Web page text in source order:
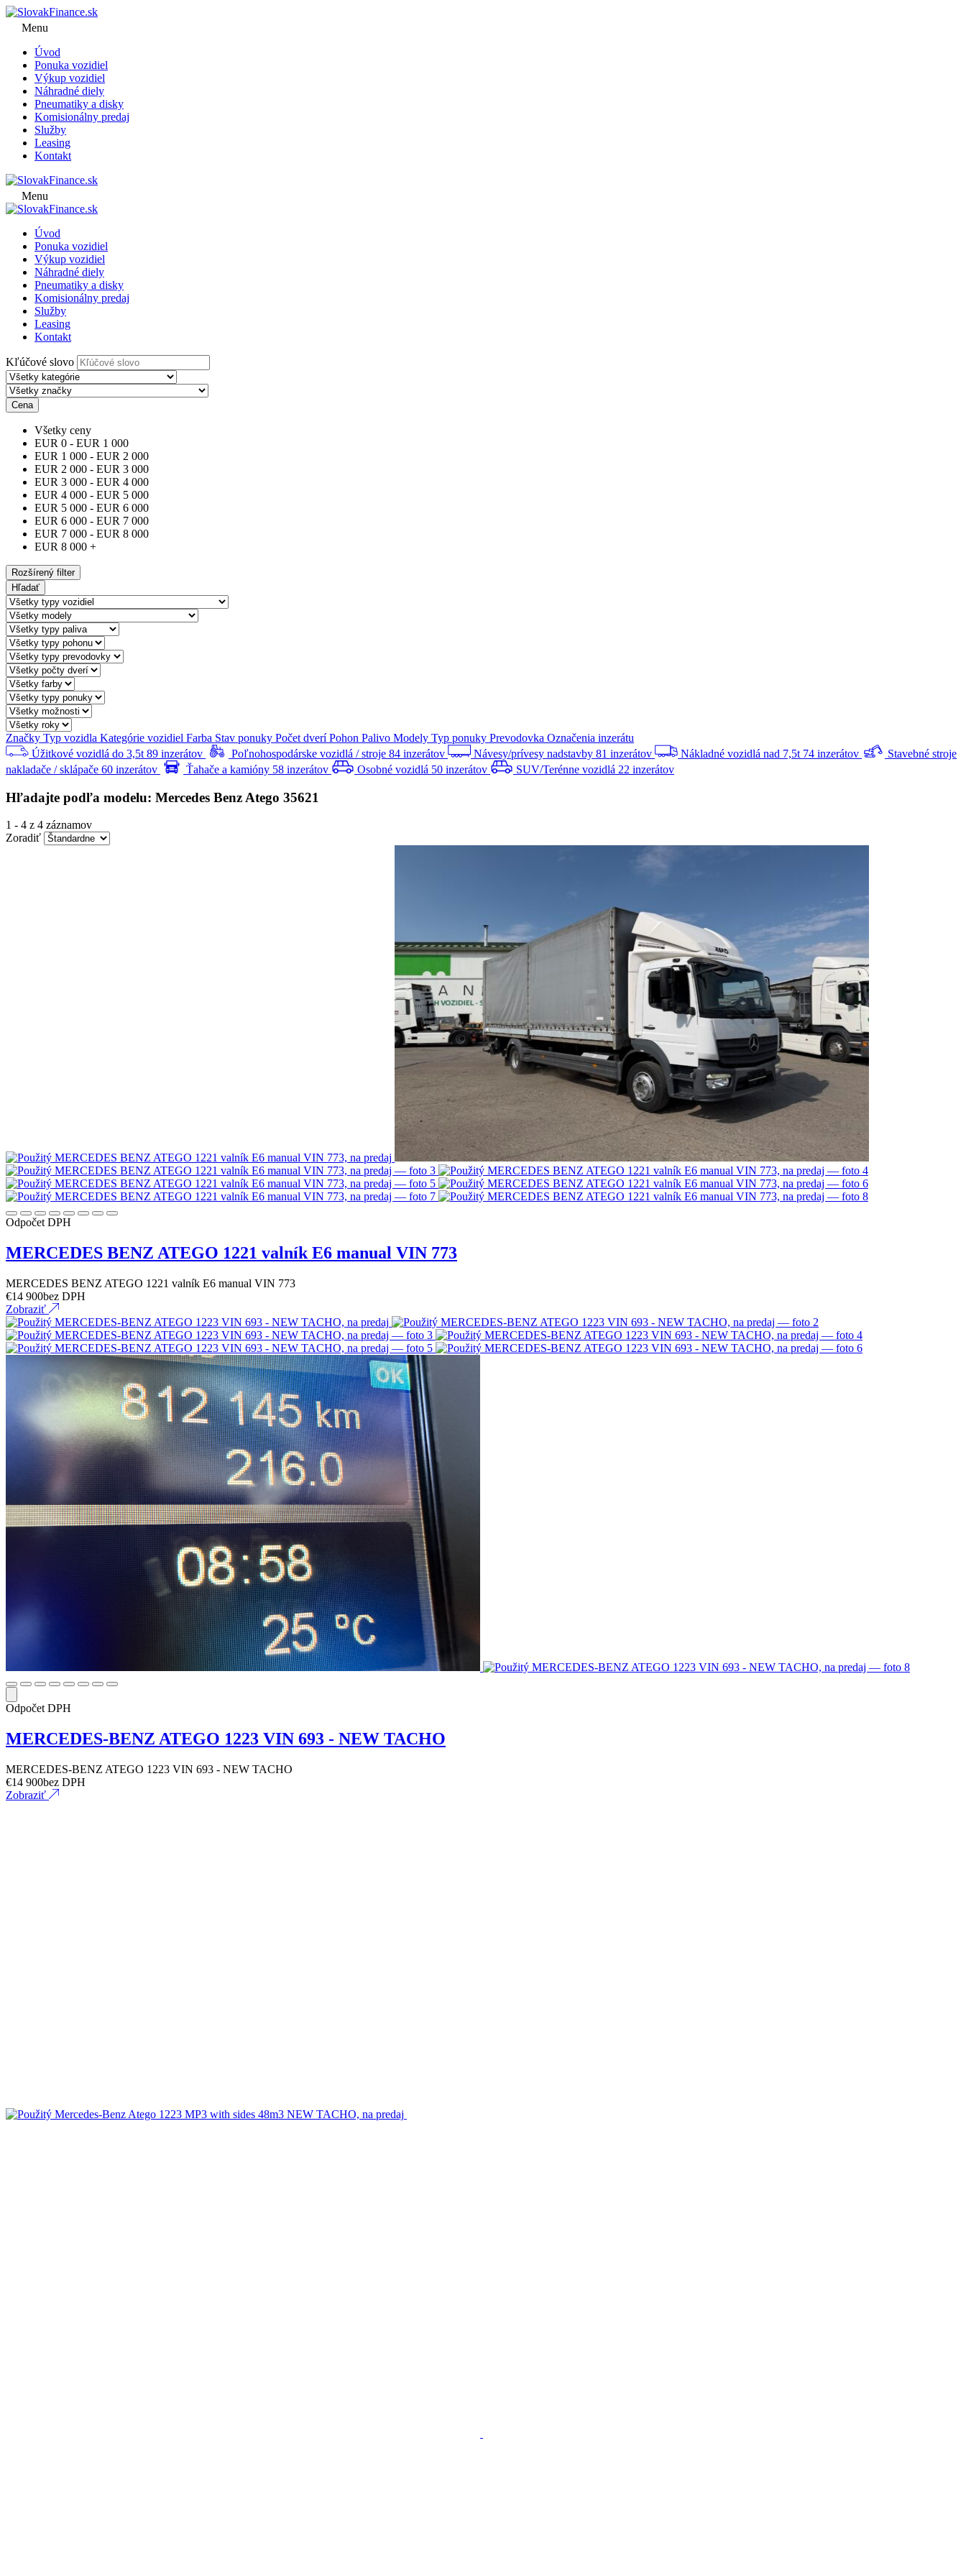
Menu
Úvod
Ponuka vozidiel
Výkup vozidiel
Náhradné diely
Pneumatiky a disky
Komisionálny predaj
Služby
Leasing
Kontakt
Menu
Úvod
Ponuka vozidiel
Výkup vozidiel
Náhradné diely
Pneumatiky a disky
Komisionálny predaj
Služby
Leasing
Kontakt
Kľúčové slovo
Cena
Všetky ceny
EUR 0 - EUR 1 000
EUR 1 000 - EUR 2 000
EUR 2 000 - EUR 3 000
EUR 3 000 - EUR 4 000
EUR 4 000 - EUR 5 000
EUR 5 000 - EUR 6 000
EUR 6 000 - EUR 7 000
EUR 7 000 - EUR 8 000
EUR 8 000 +
Rozšírený filter
Hľadať
Značky Typ vozidla Kategórie vozidiel Farba Stav ponuky Počet dveríPohon Palivo Modely Typ ponuky Prevodovka Označenia inzerátu
Úžitkové vozidlá do 3,5t 89 inzerátov Poľnohospodárske vozidlá / stroje 84 inzerátov Návesy/prívesy nadstavby 81 inzerátov Nákladné vozidlá nad 7,5t 74 inzerátov
Stavebné stroje
nakladače / sklápače 60 inzerátov Ťahače a kamióny 58 inzerátov Osobné vozidlá 50 inzerátov SUV/Terénne vozidlá 22 inzerátov
Hľadajte podľa modelu: Mercedes Benz Atego 35621
1 - 4 z 4 záznamov
Zoradiť
Odpočet DPH
MERCEDES BENZ ATEGO 1221 valník E6 manual VIN 773
MERCEDES BENZ ATEGO 1221 valník E6 manual VIN 773
€14 900bez DPH
Zobraziť
Odpočet DPH
MERCEDES-BENZ ATEGO 1223 VIN 693 - NEW TACHO
MERCEDES-BENZ ATEGO 1223 VIN 693 - NEW TACHO
€14 900bez DPH
Zobraziť